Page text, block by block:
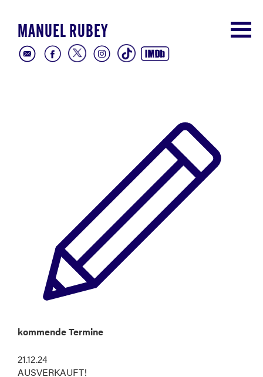
MANUEL RUBEY
kommende Termine
21.12.24
AUSVERKAUFT!